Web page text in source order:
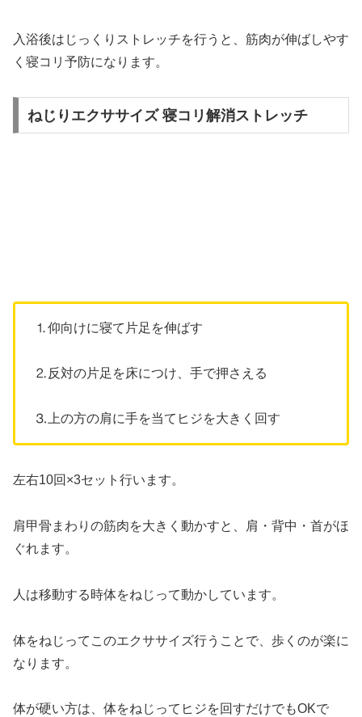
入浴後はじっくりストレッチを行うと、筋肉が伸ばしやす
く寝コリ予防になります。
ねじりエクササイズ 寝コリ解消ストレッチ
⒈仰向けに寝て片足を伸ばす
⒉反対の片足を床につけ、手で押さえる
⒊上の方の肩に手を当てヒジを大きく回す
左右10回×3セット行います。
肩甲骨まわりの筋肉を大きく動かすと、肩・背中・首がほ
ぐれます。
人は移動する時体をねじって動かしています。
体をねじってこのエクササイズ行うことで、歩くのが楽に
なります。
体が硬い方は、体をねじってヒジを回すだけでもOKで